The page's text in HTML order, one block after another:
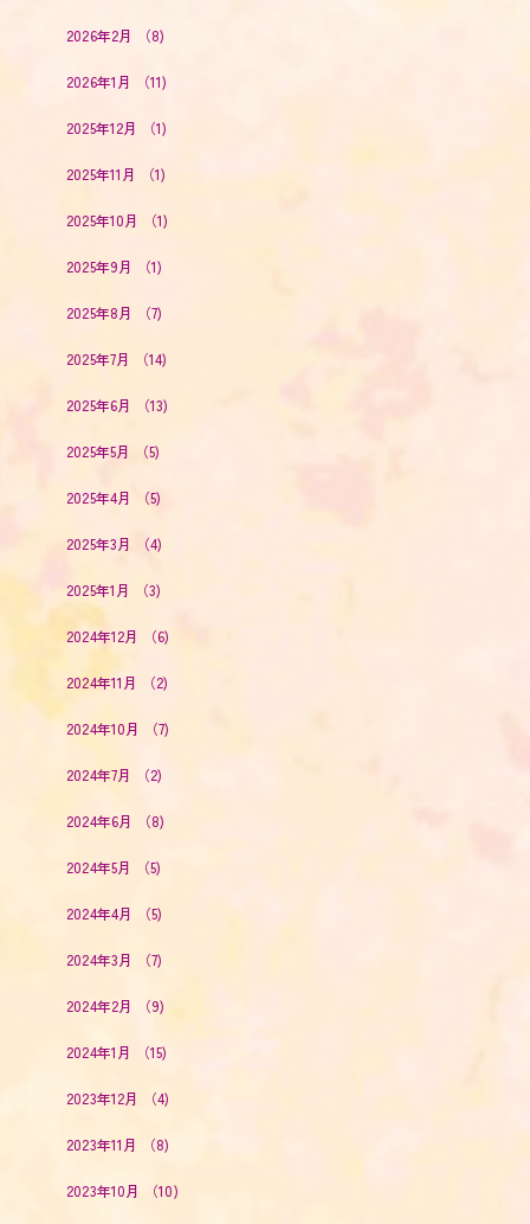
2026年2月 （8)
2026年1月 （11)
2025年12月 （1)
2025年11月 （1)
2025年10月 （1)
2025年9月 （1)
2025年8月 （7)
2025年7月 （14)
2025年6月 （13)
2025年5月 （5)
2025年4月 （5)
2025年3月 （4)
2025年1月 （3)
2024年12月 （6)
2024年11月 （2)
2024年10月 （7)
2024年7月 （2)
2024年6月 （8)
2024年5月 （5)
2024年4月 （5)
2024年3月 （7)
2024年2月 （9)
2024年1月 （15)
2023年12月 （4)
2023年11月 （8)
2023年10月 （10)